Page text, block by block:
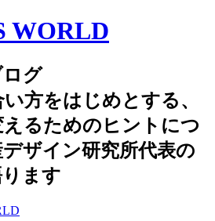
WORLD
ログ
方をはじめとする、
えるためのヒントにつ
ザイン研究所代表の
ます